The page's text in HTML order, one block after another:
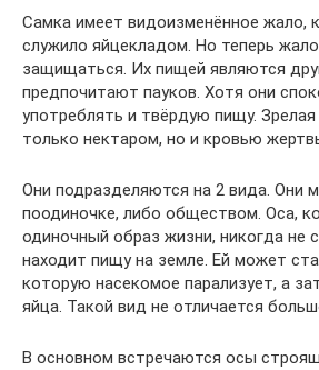
Самка имеет видоизменённое жало,
служило яйцекладом. Но теперь
защищаться. Их пищей являются
предпочитают пауков. Хотя они
употреблять и твёрдую пищу.
только нектаром, но и кровью
Они подразделяются на 2 вида. Они
поодиночке, либо обществом. Оса,
одиночный образ жизни, никогда не
находит пищу на земле. Ей может
которую насекомое парализует, а
яйца. Такой вид не отличается
В основном встречаются осы